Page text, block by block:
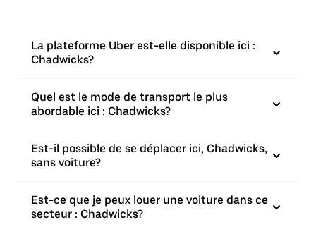
La plateforme Uber est-elle disponible ici :
Chadwicks?
Quel est le mode de transport le plus
abordable ici : Chadwicks?
Est-il possible de se déplacer ici, Chadwicks,
sans voiture?
Est-ce que je peux louer une voiture dans ce
secteur : Chadwicks?